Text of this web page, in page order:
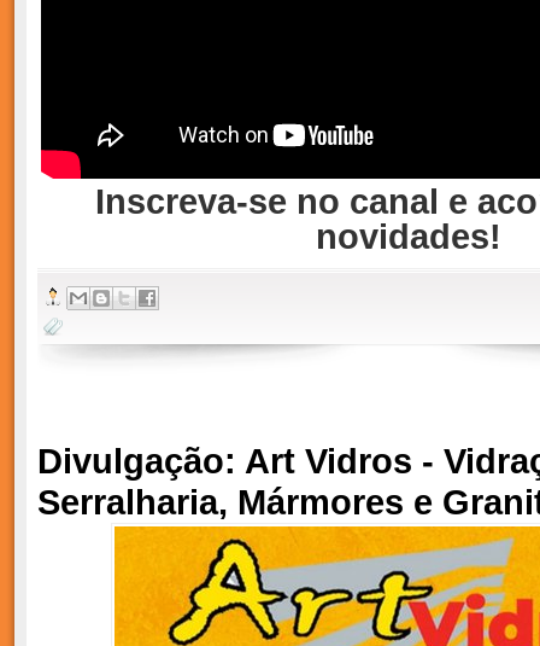
Inscreva-se no canal e
novidades!
Divulgação: Art Vidros -
Serralharia, Mármores e